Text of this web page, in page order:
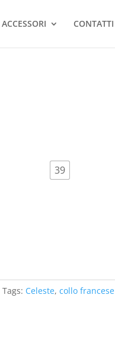
ACCESSORI CONTATTI
39
Tags: Celeste, collo francese